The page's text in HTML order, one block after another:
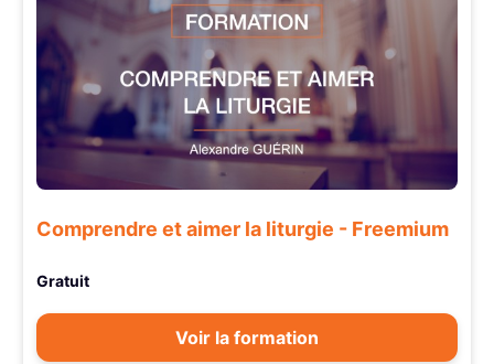
Comprendre et aimer la liturgie - Freemium
Gratuit
Voir la formation